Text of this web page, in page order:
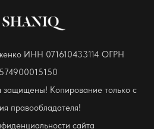
ИНН 071610433114 ОГРН
Копирование только с
правообладателя!
сайта